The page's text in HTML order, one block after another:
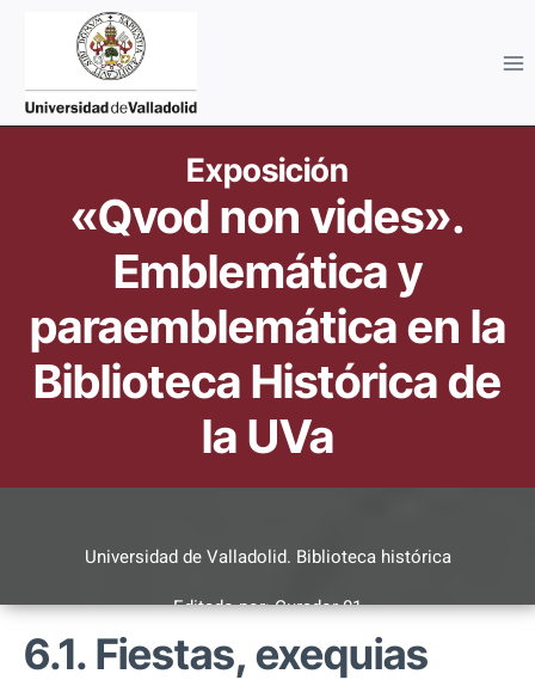
Exposición
«Qvod non vides».
Emblemática y
paraemblemática en la
Biblioteca Histórica de
la UVa
Universidad de Valladolid. Biblioteca histórica
Editado por:Curador 01
Emblemática y paraemblemática
6.1. Fiestas, exequias